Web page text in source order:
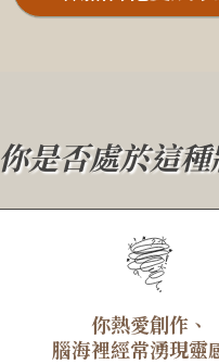
你是否處於這
你熱愛創作、
腦海裡經常湧現靈